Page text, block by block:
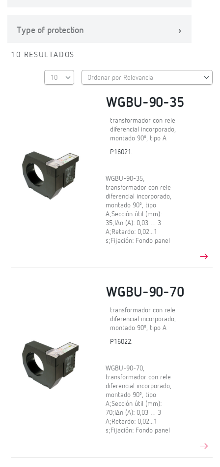
Type of protection
10 RESULTADOS
WGBU-90-35
transformador con rele
diferencial incorporado,
montado 90º, tipo A
P16021.
WGBU-90-35,
transformador con rele
diferencial incorporado,
montado 90º, tipo
A;Sección útil (mm):
35;IΔn (A): 0,03 … 3
A;Retardo: 0,02...1
s;Fijación: Fondo panel
WGBU-90-70
transformador con rele
diferencial incorporado,
montado 90º, tipo A
P16022.
WGBU-90-70,
transformador con rele
diferencial incorporado,
montado 90º, tipo
A;Sección útil (mm):
70;IΔn (A): 0,03 … 3
A;Retardo: 0,02...1
s;Fijación: Fondo panel